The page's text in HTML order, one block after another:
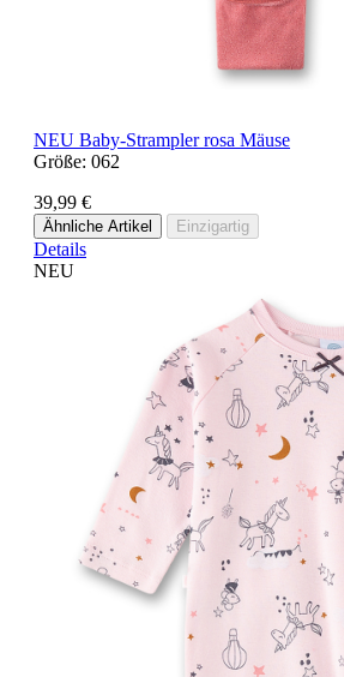
NEU Baby-Strampler rosa Mäuse
Größe: 062
39,99 €
Ähnliche Artikel Einzigartig
Details
NEU